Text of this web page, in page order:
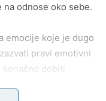
odnose oko sebe.
emocije koje je dugo
pravi emotivni
dobiti